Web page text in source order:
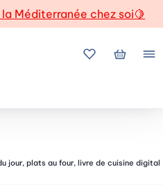
Méditerranée chez soi🍋
Mes favoris
Mon
jour, plats au four, livre de cuisine digital